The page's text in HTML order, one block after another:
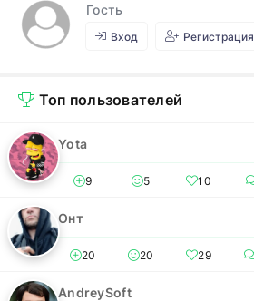
Гость
Вход Регистрация
Топ пользователей
Yota
9 5 10
Онт
20 20 29
AndreySoft